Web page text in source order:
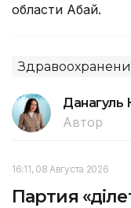
области Абай.
Данагуль
Автор
16:11, 08 Августа 2026
Партия